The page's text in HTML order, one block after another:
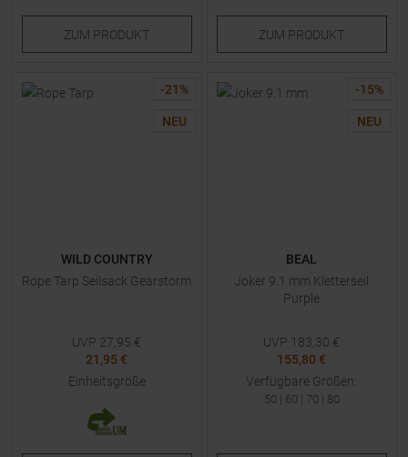
ZUM PRODUKT ZUM PRODUKT
-21 %
NEU
WILD COUNTRY
Rope Tarp Seilsack Gearstorm
UVP 27,95 €
21,95 €
Einheitsgröße
-15%
NEU
BEAL
Joker 9.1 mm Kletterseil
Purple
UVP 183,30 €
155,80 €
Verfügbare Größen:
50 | 60 | 70 | 80